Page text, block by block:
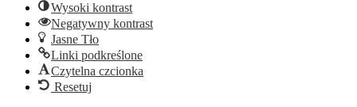
Wysoki kontrast
Negatywny kontrast
Jasne Tło
Linki podkreślone
Czytelna czcionka
Resetuj